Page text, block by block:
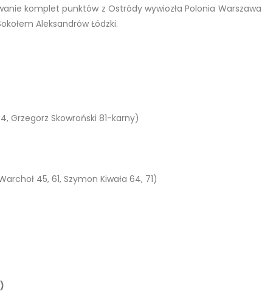
komplet punktów z Ostródy wywiozła Polonia
Aleksandrów Łódzki.
Grzegorz Skowroński 81-karny)
45, 61, Szymon Kiwała 64, 71)